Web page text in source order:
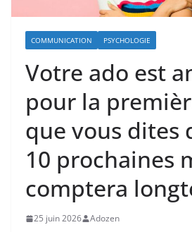
COMMUNICATION PSYCHOLOGIE
Votre ado est
pour la
que vous dites
10 prochaines
comptera
25 juin 2026 Adozen